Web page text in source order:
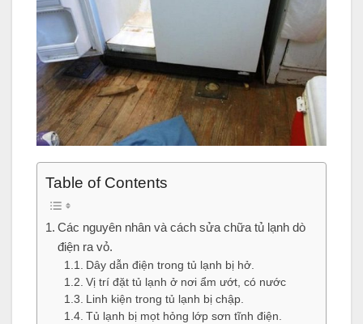
Table of Contents
Các nguyên nhân và cách sửa chữa tủ lạnh dò
điện ra vỏ.
Dây dẫn điện trong tủ lạnh bị hở.
Vị trí đặt tủ lạnh ở nơi ẩm ướt, có nước
Linh kiện trong tủ lạnh bị chập.
Tủ lạnh bị mọt hỏng lớp sơn tĩnh điện.